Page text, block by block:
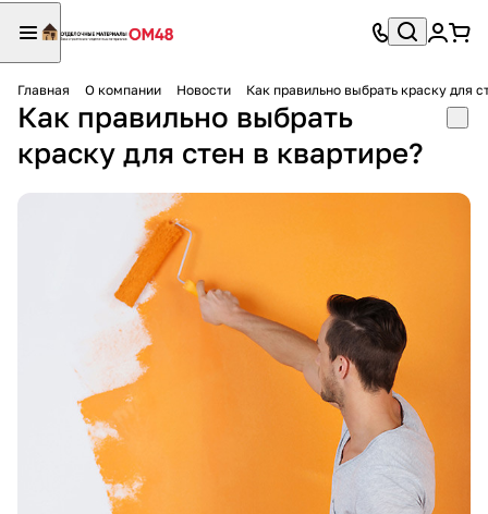
Главная О компании Новости Как правильно выбрать краску для
Как правильно выбрать
краску для стен в квартире?